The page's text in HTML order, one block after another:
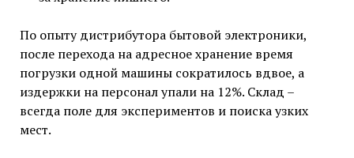
По опыту дистрибутора бытовой электроники,
после перехода на адресное хранение время
погрузки одной машины сократилось вдвое, а
издержки на персонал упали на 12%. Склад –
всегда поле для экспериментов и поиска узких
мест.